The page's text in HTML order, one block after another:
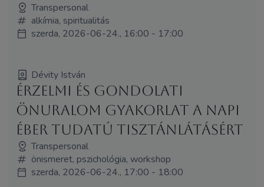
Transpersonal
alkímia, spiritualitás
szerda, 2026-06-24., 16:00 - 17:00
Dévity István
Érzelmi és gondolati
önuralom gyakorlat a napi
éber tudatú tisztánlátásért
Transpersonal
önismeret, pszichológia, workshop
szerda, 2026-06-24., 17:00 - 18:00